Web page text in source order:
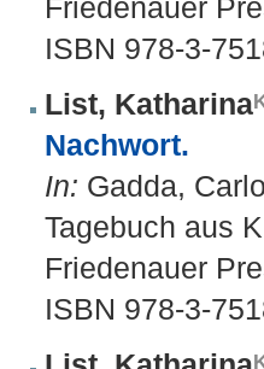
Friedenauer
ISBN 978-3-
List, Katharina
Nachwort.
In: Gadda,
Tagebuch aus
Friedenauer
ISBN 978-3-